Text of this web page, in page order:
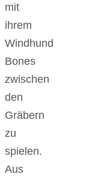
mit
ihrem
Windhund
Bones
zwischen
den
Gräbern
zu
spielen.
Aus